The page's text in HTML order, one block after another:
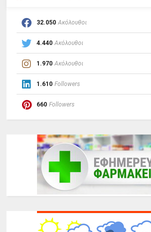
32.050 Ακόλουθοι
4.440 Ακόλουθοι
1.970 Ακόλουθοι
1.610 Followers
660 Followers